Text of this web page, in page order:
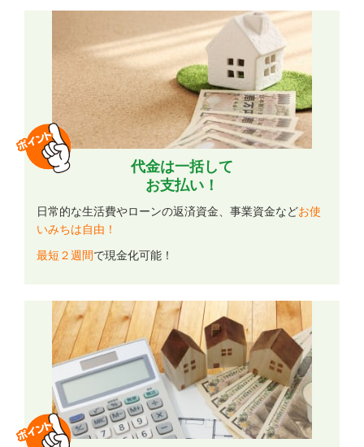
代金は一括して
お支払い！
日常的な生活費やローンの返済資金、事業資金などお使
いみちは自由！
最短２週間で現金化可能！